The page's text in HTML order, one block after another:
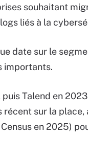
souhaitant
liés à la
date sur le
importants.
Talend en
sur la
en 2025)